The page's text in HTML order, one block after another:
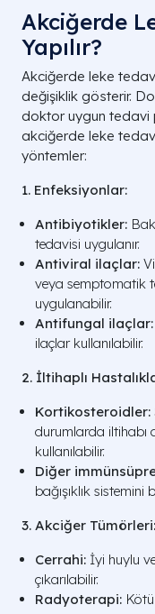
Akciğerde
Yapılır?
Akciğerde leke
değişiklik gösterir.
doktor uygun tedavi
akciğerde leke
yöntemler:
1. Enfeksiyonlar:
Antibiyotikler:
tedavisi uygulanır.
Antiviral ilaçlar:
veya semptomatik
uygulanabilir.
Antifungal ilaçlar:
ilaçlar kullanılabilir.
2. İltihaplı
Kortikosteroidler:
durumlarda iltihabı
kullanılabilir.
Diğer
bağışıklık sistemini
3. Akciğer Tümörleri:
Cerrahi: İyi huylu
çıkarılabilir.
Radyoterapi: